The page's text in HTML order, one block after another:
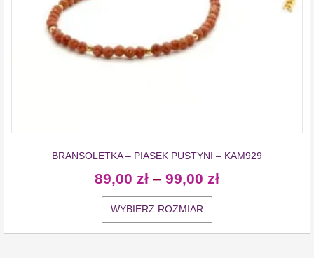
BRANSOLETKA – PIASEK PUSTYNI – KAM929
89,00 zł – 99,00 zł
WYBIERZ ROZMIAR